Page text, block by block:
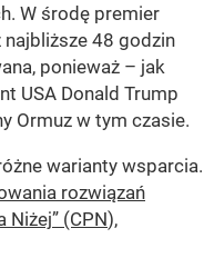
W środę premier
najbliższe 48 godzin
ponieważ – jak
USA Donald Trump
Ormuz w tym czasie.
warianty wsparcia.
rozwiązań
Niżej” (CPN),